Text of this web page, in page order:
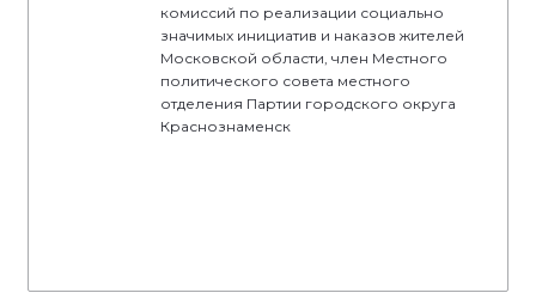
комиссий по реализации социально
значимых инициатив и наказов жителей
Московской области, член Местного
политического совета местного
отделения Партии городского округа
Краснознаменск